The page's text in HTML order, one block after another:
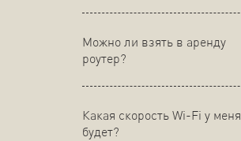
Можно ли взять в аренду
роутер?
Какая скорость Wi-Fi у меня
будет?